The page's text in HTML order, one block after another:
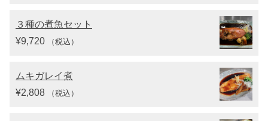
３種の煮魚セット
¥9,720 （税込）
ムキガレイ煮
¥2,808 （税込）